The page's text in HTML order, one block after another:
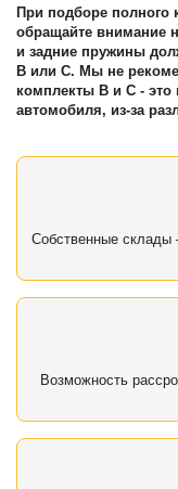
При подборе полного
обращайте внимание
и задние пружины
B или C. Мы не
комплекты B и С -
автомобиля, из-за
Собственные склады
Возможность